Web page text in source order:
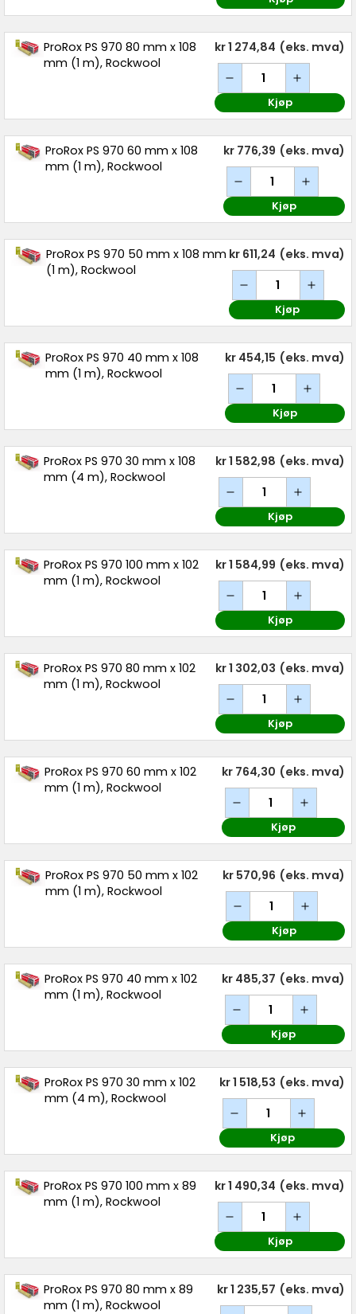
ProRox PS 970 80 mm x 108
mm (1 m), Rockwool
kr 1 274,84 (eks. mva)
Kjøp
ProRox PS 970 60 mm x 108
mm (1 m), Rockwool
kr 776,39 (eks. mva)
Kjøp
ProRox PS 970 50 mm x 108 mm
(1 m), Rockwool
kr 611,24 (eks. mva)
Kjøp
ProRox PS 970 40 mm x 108
mm (1 m), Rockwool
kr 454,15 (eks. mva)
Kjøp
ProRox PS 970 30 mm x 108
mm (4 m), Rockwool
kr 1 582,98 (eks. mva)
Kjøp
ProRox PS 970 100 mm x 102
mm (1 m), Rockwool
kr 1 584,99 (eks. mva)
Kjøp
ProRox PS 970 80 mm x 102
mm (1 m), Rockwool
kr 1 302,03 (eks. mva)
Kjøp
ProRox PS 970 60 mm x 102
mm (1 m), Rockwool
kr 764,30 (eks. mva)
Kjøp
ProRox PS 970 50 mm x 102
mm (1 m), Rockwool
kr 570,96 (eks. mva)
Kjøp
ProRox PS 970 40 mm x 102
mm (1 m), Rockwool
kr 485,37 (eks. mva)
Kjøp
ProRox PS 970 30 mm x 102
mm (4 m), Rockwool
kr 1 518,53 (eks. mva)
Kjøp
ProRox PS 970 100 mm x 89
mm (1 m), Rockwool
kr 1 490,34 (eks. mva)
Kjøp
ProRox PS 970 80 mm x 89
mm (1 m), Rockwool
kr 1 235,57 (eks. mva)